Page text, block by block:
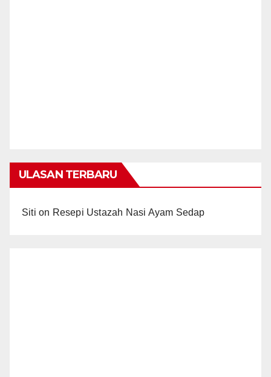
ULASAN TERBARU
Siti on Resepi Ustazah Nasi Ayam Sedap